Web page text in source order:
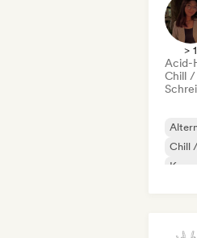
>
Acid-
Chill
Chill